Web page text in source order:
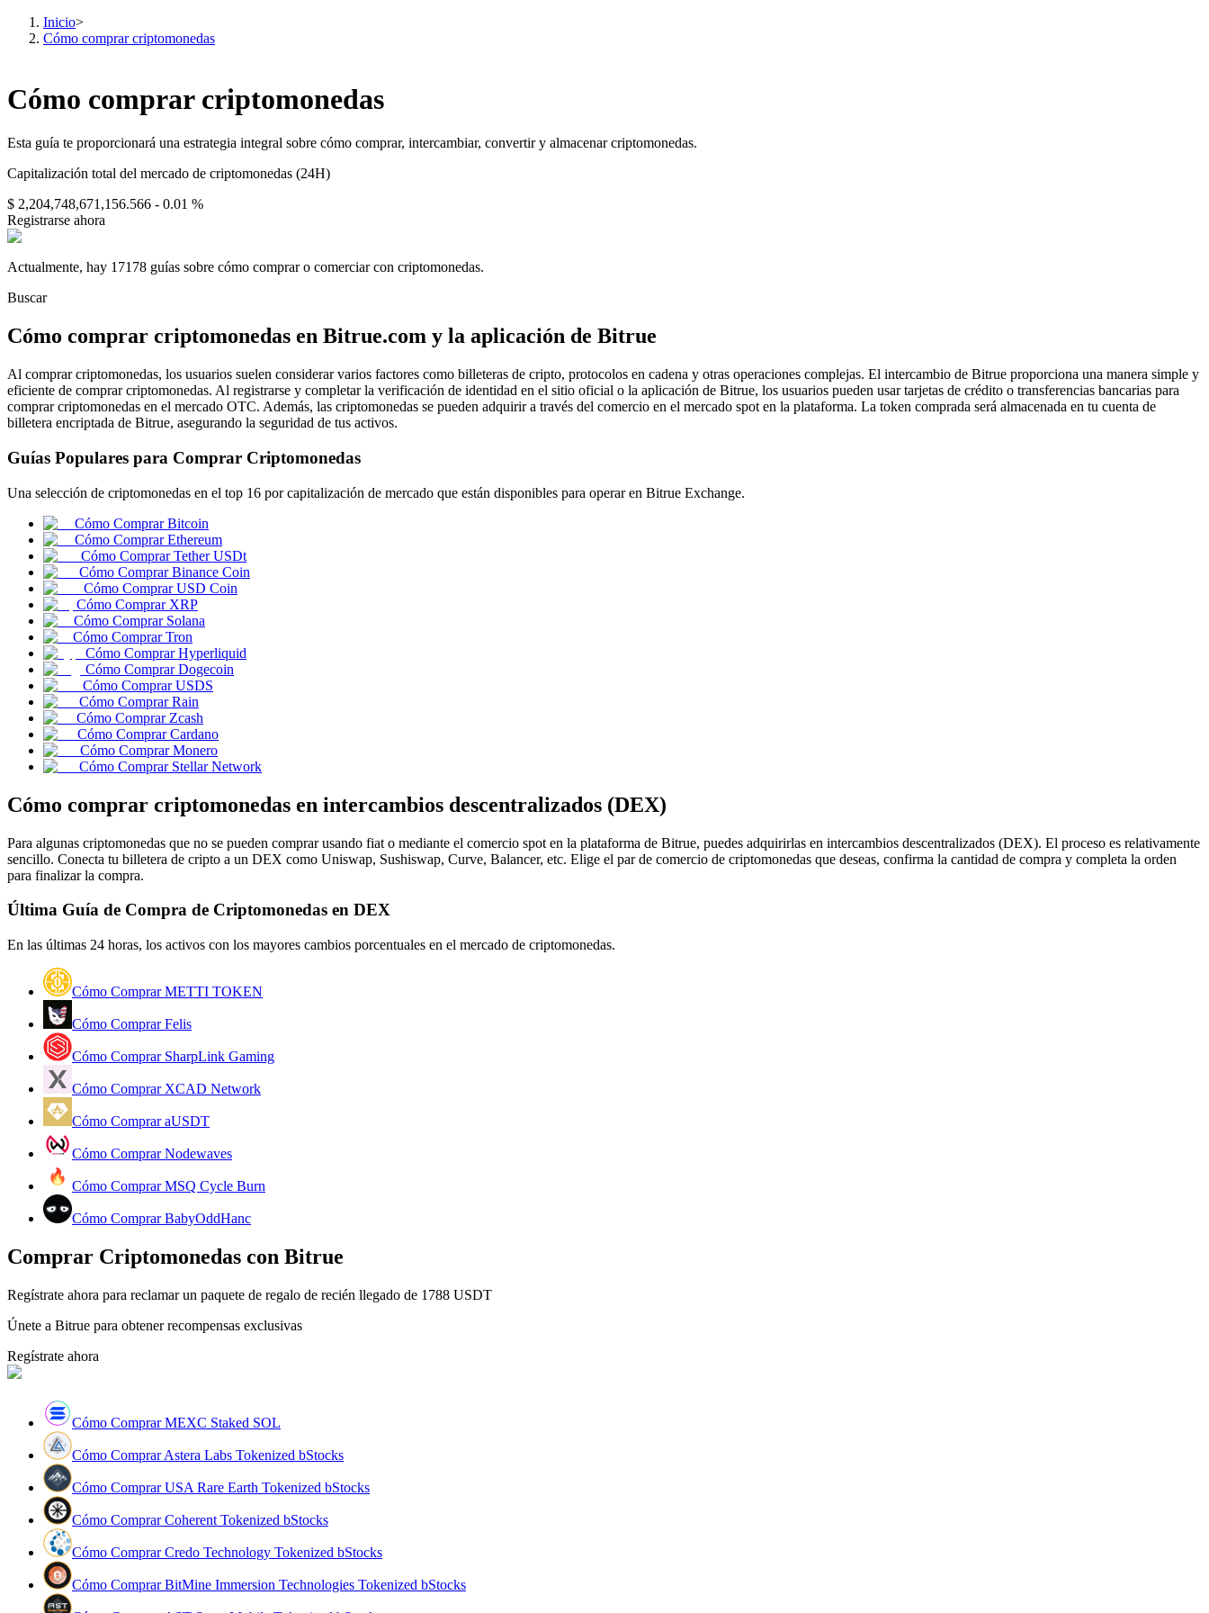
Futuros
Futuros del USDT
Futuros que utilizan USDT como garantía
Futuros COIN-M
Futuros de criptomonedas
TradFi
Derivados de acciones, divisas, metales preciosos y materias primas
Copiar Trading
Únete a los mejores traders
Conviértete en un Trader de Copia
Disfruta del reparto de beneficios y comisiones de copy trading
Información
Análisis de big data que incluye información comercial, etc.
Inicio>
Cómo comprar criptomonedas
Cómo comprar criptomonedas
Esta guía te proporcionará una estrategia integral sobre cómo comprar, intercambiar, convertir y almacenar criptomonedas.
Capitalización total del mercado de criptomonedas (24H)
$ 2,204,748,671,156.566 - 0.01 %
Registrarse ahora
Actualmente, hay 17178 guías sobre cómo comprar o comerciar con criptomonedas.
Buscar
Cómo comprar criptomonedas en Bitrue.com y la aplicación de Bitrue
Al comprar criptomonedas, los usuarios suelen considerar varios factores como billeteras de cripto, protocolos en cadena y otras operaciones complejas. El intercambio de Bitrue proporciona una manera simple y
eficiente de comprar criptomonedas. Al registrarse y completar la verificación de identidad en el sitio oficial o la aplicación de Bitrue, los usuarios pueden usar tarjetas de crédito o transferencias bancarias para
comprar criptomonedas en el mercado OTC. Además, las criptomonedas se pueden adquirir a través del comercio en el mercado spot en la plataforma. La token comprada será almacenada en tu cuenta de
billetera encriptada de Bitrue, asegurando la seguridad de tus activos.
Guías Populares para Comprar Criptomonedas
Una selección de criptomonedas en el top 16 por capitalización de mercado que están disponibles para operar en Bitrue Exchange.
Cómo Comprar Bitcoin
Cómo Comprar Ethereum
Cómo Comprar Tether USDt
Cómo Comprar Binance Coin
Cómo Comprar USD Coin
Cómo Comprar XRP
Cómo Comprar Solana
Cómo Comprar Tron
Cómo Comprar Hyperliquid
Cómo Comprar Dogecoin
Cómo Comprar USDS
Cómo Comprar Rain
Cómo Comprar Zcash
Cómo Comprar Cardano
Cómo Comprar Monero
Cómo Comprar Stellar Network
Cómo comprar criptomonedas en intercambios descentralizados (DEX)
Para algunas criptomonedas que no se pueden comprar usando fiat o mediante el comercio spot en la plataforma de Bitrue, puedes adquirirlas en intercambios descentralizados (DEX). El proceso es relativamente
sencillo. Conecta tu billetera de cripto a un DEX como Uniswap, Sushiswap, Curve, Balancer, etc. Elige el par de comercio de criptomonedas que deseas, confirma la cantidad de compra y completa la orden
para finalizar la compra.
Última Guía de Compra de Criptomonedas en DEX
En las últimas 24 horas, los activos con los mayores cambios porcentuales en el mercado de criptomonedas.
Cómo Comprar METTI TOKEN
Cómo Comprar Felis
Cómo Comprar SharpLink Gaming
Cómo Comprar XCAD Network
Cómo Comprar aUSDT
Cómo Comprar Nodewaves
Cómo Comprar MSQ Cycle Burn
Cómo Comprar BabyOddHanc
Comprar Criptomonedas con Bitrue
Regístrate ahora para reclamar un paquete de regalo de recién llegado de 1788 USDT
Únete a Bitrue para obtener recompensas exclusivas
Regístrate ahora
Cómo Comprar MEXC Staked SOL
Cómo Comprar Astera Labs Tokenized bStocks
Cómo Comprar USA Rare Earth Tokenized bStocks
Cómo Comprar Coherent Tokenized bStocks
Cómo Comprar Credo Technology Tokenized bStocks
Cómo Comprar BitMine Immersion Technologies Tokenized bStocks